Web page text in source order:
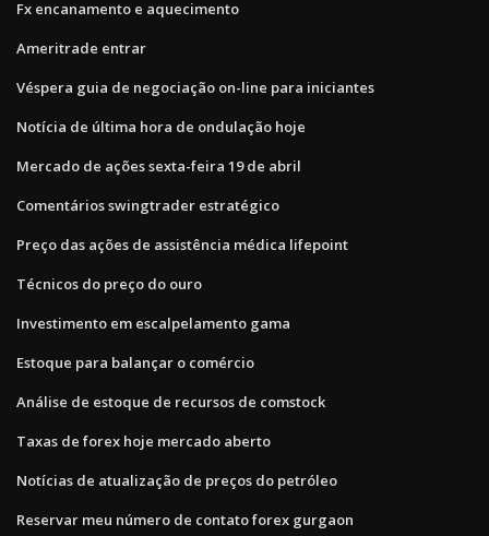
Fx encanamento e aquecimento
Ameritrade entrar
Véspera guia de negociação on-line para iniciantes
Notícia de última hora de ondulação hoje
Mercado de ações sexta-feira 19 de abril
Comentários swingtrader estratégico
Preço das ações de assistência médica lifepoint
Técnicos do preço do ouro
Investimento em escalpelamento gama
Estoque para balançar o comércio
Análise de estoque de recursos de comstock
Taxas de forex hoje mercado aberto
Notícias de atualização de preços do petróleo
Reservar meu número de contato forex gurgaon